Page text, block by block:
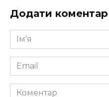
Додати коментар
Ім'я
*
Email
*
Коментар